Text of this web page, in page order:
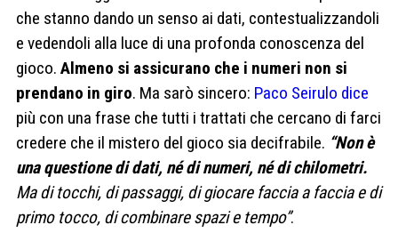
che stanno dando un senso ai dati, contestualizzandoli
e vedendoli alla luce di una profonda conoscenza del
gioco. Almeno si assicurano che i numeri non si
prendano in giro. Ma sarò sincero: Paco Seirulo dice
più con una frase che tutti i trattati che cercano di farci
credere che il mistero del gioco sia decifrabile. “Non è
una questione di dati, né di numeri, né di chilometri.
Ma di tocchi, di passaggi, di giocare faccia a faccia e di
primo tocco, di combinare spazi e tempo”.